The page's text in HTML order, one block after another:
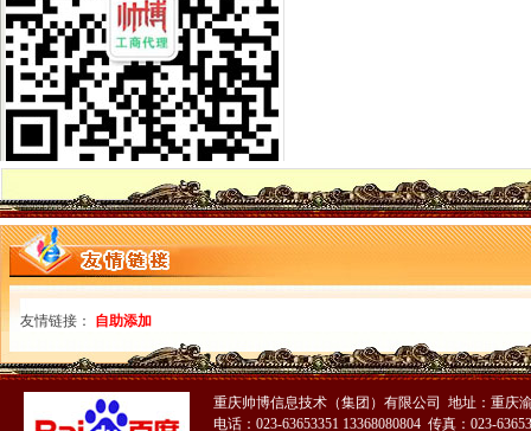
一公司注册地空挂居民楼房子卖了引新房主不满_新浪地产网
九亭注册公司_周边服务栏目_机电之家网
放开住宅注册公司限制有望全国推广-市场-三亚乐居网
毛坯住房被注册6家公司工商部门称简化审批＂惹祸＂--湖北频道--
武汉住宅地址可以注册公司吗？
住宅可以注册公司吗_百度经验
家庭住宅能用来注册公司吗？工商局给出了这样的答案
解析家庭住宅的房子能够注册公司吗？_经济论坛_天涯论坛_天涯社区
住宅楼是否可以郑州注册公司-信息服务
苏州公司注册居民楼可以办照吗？自己家里可以做住所吗？住宅可以办
原业主用房子注册了公司,怎么办？-中国房屋买卖问题-中国吉屋网
一公司注册地空挂在居民楼房子卖了引新房主不满-房产新闻-南京搜狐
我想注册一个电子商务公司做线上的销售。注册公司能用民宅吗？_问
城市居民住宅变经营场所引发的问题和思考
居民住宅注册公司
A公司承建B公司的居民住宅工程,后来双方因工程质量问题导致纠纷
友情链接： 自助添加
重庆帅博信息技术（集团）有限公司 地址：重庆
电话：023-63653351 13368080804 传真：023-